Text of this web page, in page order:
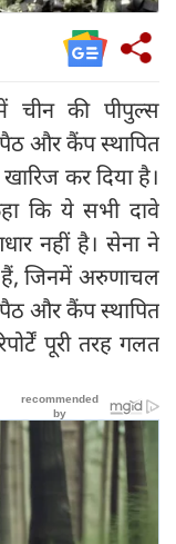
चीन की पीपुल्स
और कैंप स्थापित
खारिज कर दिया है।
कि ये सभी दावे
नहीं है। सेना ने
हैं, जिनमें अरुणाचल
और कैंप स्थापित
पूरी तरह गलत